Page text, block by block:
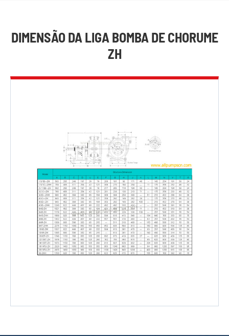
DIMENSÃO DA LIGA BOMBA DE CHORUME
ZH